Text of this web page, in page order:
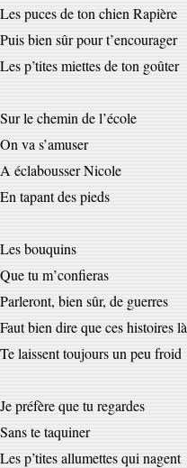
Les puces de ton chien Rapière
Puis bien sûr pour t’encourager
Les p’tites miettes de ton goûter
Sur le chemin de l’école
On va s’amuser
A éclabousser Nicole
En tapant des pieds
Les bouquins
Que tu m’confieras
Parleront, bien sûr, de guerres
Faut bien dire que ces histoires là
Te laissent toujours un peu froid
Je préfère que tu regardes
Sans te taquiner
Les p’tites allumettes qui nagent